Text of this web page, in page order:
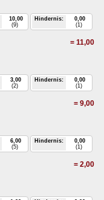
Hindernis:
0,00
(1)
10,00
(9)
= 11,00
Hindernis:
0,00
(1)
3,00
(2)
= 9,00
Hindernis:
0,00
(1)
6,00
(5)
= 2,00